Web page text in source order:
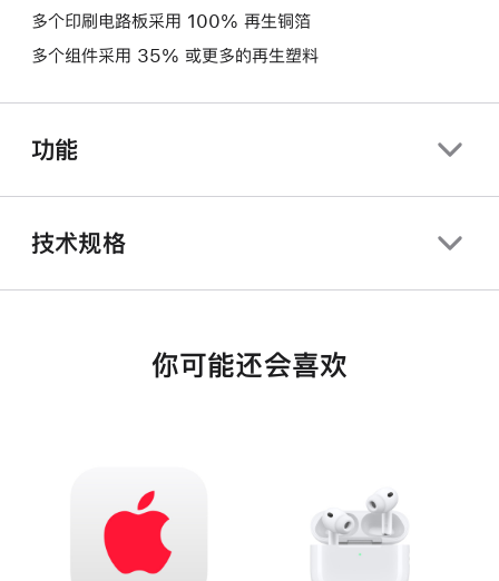
多个印刷电路板采用 100% 再生铜箔
多个组件采用 35% 或更多的再生塑料
功能
技术规格
你可能还会喜欢